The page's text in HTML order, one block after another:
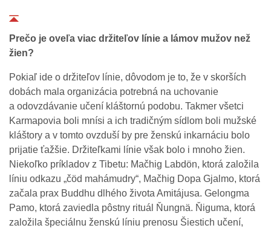
Prečo je oveľa viac držiteľov línie a lámov mužov než
žien?
Pokiaľ ide o držiteľov línie, dôvodom je to, že v skorších
dobách mala organizácia potrebná na uchovanie
a odovzdávanie učení kláštornú podobu. Takmer všetci
Karmapovia boli mnísi a ich tradičným sídlom boli mužské
kláštory a v tomto ovzduší by pre ženskú inkarnáciu bolo
prijatie ťažšie. Držiteľkami línie však bolo i mnoho žien.
Niekoľko príkladov z Tibetu: Mačhig Labdön, ktorá založila
líniu odkazu „čöd mahámudry“, Mačhig Dopa Gjalmo, ktorá
začala prax Buddhu dlhého života Amitájusa. Gelongma
Pamo, ktorá zaviedla pôstny rituál Ňungnä. Ňiguma, ktorá
založila špeciálnu ženskú líniu prenosu Šiestich učení,